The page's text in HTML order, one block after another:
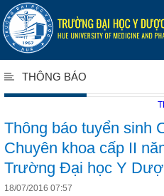
THÔNG BÁO
Thông báo tuyển sinh
Chuyên khoa cấp II
Trường Đại học Y
18/07/2016 07:57